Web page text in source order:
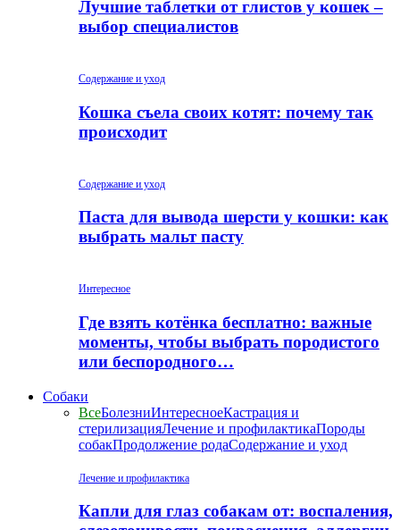
Лучшие таблетки от глистов у кошек –
выбор специалистов
Содержание и уход
Кошка съела своих котят: почему так
происходит
Содержание и уход
Паста для вывода шерсти у кошки: как
выбрать мальт пасту
Интересное
Где взять котёнка бесплатно: важные
моменты, чтобы выбрать породистого
или беспородного…
Собаки
ВсеБолезниИнтересноеКастрация и
стерилизацияЛечение и профилактикаПороды
собакПродолжение родаСодержание и уход
Лечение и профилактика
Капли для глаз собакам от: воспаления,